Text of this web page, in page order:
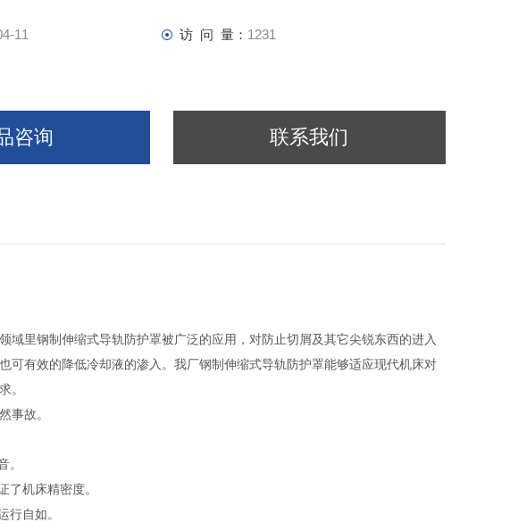
11 访 问 量： 1231
咨询 联系我们
域里钢制伸缩式导轨防护罩被广泛的应用，对防止切屑及其它尖锐东西的进入
可有效的降低冷却液的渗入。我厂钢制伸缩式导轨防护罩能够适应现代机床对
。
事故。
。
机床精密度。
行自如。